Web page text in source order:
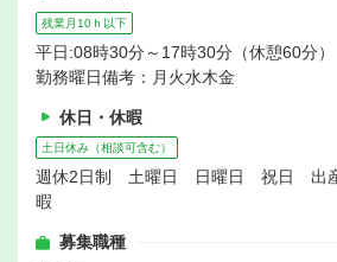
残業月10ｈ以下
平日:08時30分～17時30分（休憩60分）
勤務曜日備考：月火水木金
休日・休暇
土日休み（相談可含む）
週休2日制 土曜日 日曜日 祝日 出
暇
募集職種